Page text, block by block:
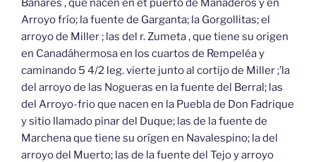
Bañares , que nacen en et puerto de Manaderos y en
Arroyo frío; la fuente de Garganta; la Gorgollitas; el
arroyo de Miller ; las del r. Zumeta , que tiene su origen
en Canadáhermosa en los cuartos de Rempeléa y
caminando 5 4/2 leg. vierte junto al cortijo de Miller ;’la
del arroyo de las Nogueras en la fuente del Berral; las
del Arroyo-frio que nacen en la Puebla de Don Fadrique
y sitio llamado pinar del Duque; las de la fuente de
Marchena que tiene su orígen en Navalespino; la del
arroyo del Muerto; las de la fuente del Tejo y arroyo